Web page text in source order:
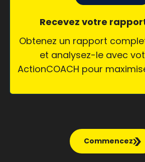
Recevez votre
Obtenez un rapport
et analysez-le avec
ActionCOACH pour
Commencez